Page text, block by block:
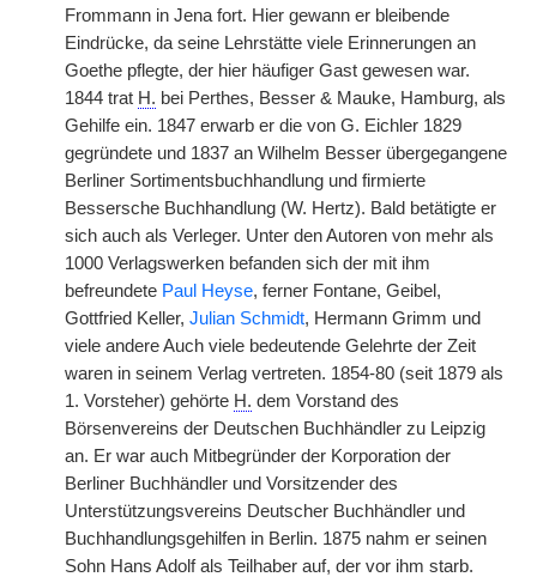
Frommann in Jena fort. Hier gewann er bleibende
Eindrücke, da seine Lehrstätte viele Erinnerungen an
Goethe pflegte, der hier häufiger Gast gewesen war.
1844 trat H. bei Perthes, Besser & Mauke, Hamburg, als
Gehilfe ein. 1847 erwarb er die von G. Eichler 1829
gegründete und 1837 an Wilhelm Besser übergegangene
Berliner Sortimentsbuchhandlung und firmierte
Bessersche Buchhandlung (W. Hertz). Bald betätigte er
sich auch als Verleger. Unter den Autoren von mehr als
1000 Verlagswerken befanden sich der mit ihm
befreundete Paul Heyse, ferner Fontane, Geibel,
Gottfried Keller, Julian Schmidt, Hermann Grimm und
viele andere Auch viele bedeutende Gelehrte der Zeit
waren in seinem Verlag vertreten. 1854-80 (seit 1879 als
1. Vorsteher) gehörte H. dem Vorstand des
Börsenvereins der Deutschen Buchhändler zu Leipzig
an. Er war auch Mitbegründer der Korporation der
Berliner Buchhändler und Vorsitzender des
Unterstützungsvereins Deutscher Buchhändler und
Buchhandlungsgehilfen in Berlin. 1875 nahm er seinen
Sohn Hans Adolf als Teilhaber auf, der vor ihm starb.